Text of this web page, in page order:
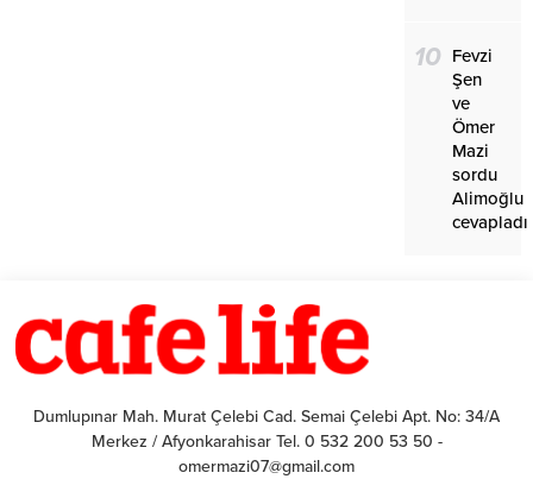
10
Fevzi
Şen
ve
Ömer
Mazi
sordu
Alimoğlu
cevapladı
Dumlupınar Mah. Murat Çelebi Cad. Semai Çelebi Apt. No: 34/A
Merkez / Afyonkarahisar Tel. 0 532 200 53 50 -
omermazi07@gmail.com